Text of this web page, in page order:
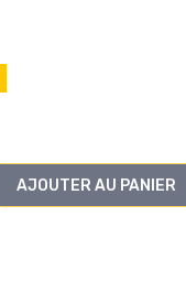
AJOUTER AU PANIER